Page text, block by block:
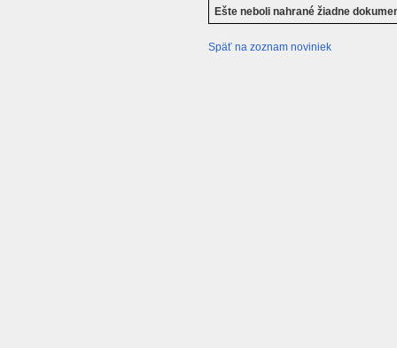
Ešte neboli nahrané žiadne
Späť na zoznam noviniek